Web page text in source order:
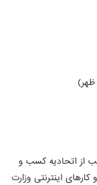
از اتحادیه کسب و
اینترنتی وزارت